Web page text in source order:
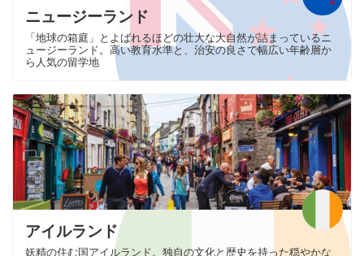
ニュージーランド
「地球の箱庭」とよばれるほどの壮大な大自然が詰まっているニ
ュージーランド。高い教育水準と、治安の良さで幅広い年齢層か
ら人気の留学地
アイルランド
妖精の住む国アイルランド。独自の文化と歴史を持った穏やかな